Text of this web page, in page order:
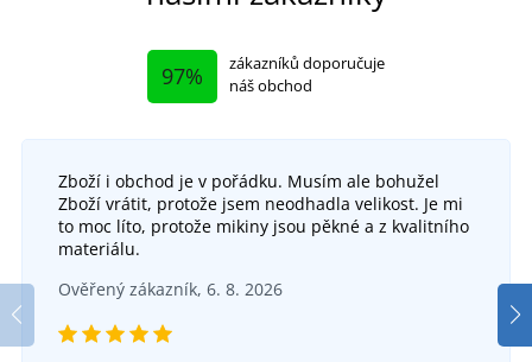
Dámské bílé pracovní kalhoty SANDER
DO 5 DNŮ
Pánské bílé pracovní kalhoty JN3004
97%
zákazníků doporučuje
náš obchod
Zboží i obchod je v pořádku. Musím ale bohužel
Zboží vrátit, protože jsem neodhadla velikost. Je mi
to moc líto, protože mikiny jsou pěkné a z kvalitního
materiálu.
Ověřený zákazník, 6. 8. 2026